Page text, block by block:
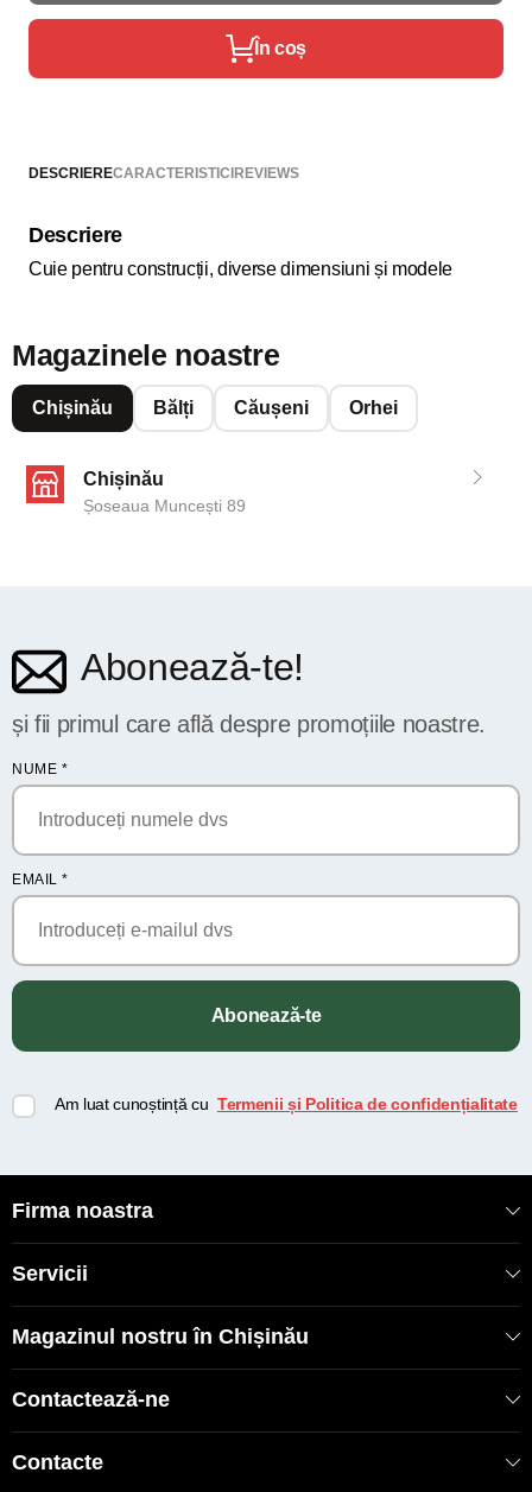
În coș
DESCRIERECARACTERISTICIREVIEWS
Descriere
Cuie pentru construcții, diverse dimensiuni și modele
Magazinele noastre
Chișinău Bălți Căușeni Orhei
Chișinău
Șoseaua Muncești 89
Abonează-te!
și fii primul care află despre promoțiile noastre.
NUME *
EMAIL *
Abonează-te
Am luat cunoștință cu Termenii și Politica de confidențialitate
Firma noastra
Servicii
Magazinul nostru în Chișinău
Contactează-ne
Contacte